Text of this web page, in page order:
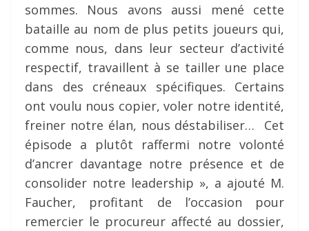
sommes. Nous avons aussi mené cette
bataille au nom de plus petits joueurs qui,
comme nous, dans leur secteur d’activité
respectif, travaillent à se tailler une place
dans des créneaux spécifiques. Certains
ont voulu nous copier, voler notre identité,
freiner notre élan, nous déstabiliser… Cet
épisode a plutôt raffermi notre volonté
d’ancrer davantage notre présence et de
consolider notre leadership », a ajouté M.
Faucher, profitant de l’occasion pour
remercier le procureur affecté au dossier,